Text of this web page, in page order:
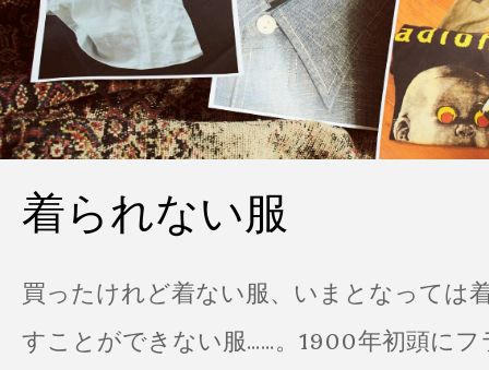
着られない服
買ったけれど着ない服、いまとなっては
すことができない服……。1900年初頭に